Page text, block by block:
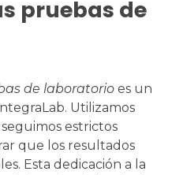
pruebas de
de laboratorio es un
Utilizamos
estrictos
que los resultados
Esta dedicación a la